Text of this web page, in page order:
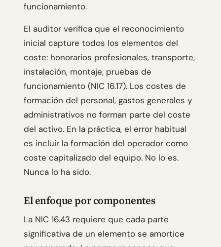
funcionamiento.
El auditor verifica que el reconocimiento
inicial capture todos los elementos del
coste: honorarios profesionales, transporte,
instalación, montaje, pruebas de
funcionamiento (NIC 16.17). Los costes de
formación del personal, gastos generales y
administrativos no forman parte del coste
del activo. En la práctica, el error habitual
es incluir la formación del operador como
coste capitalizado del equipo. No lo es.
Nunca lo ha sido.
El enfoque por componentes
La NIC 16.43 requiere que cada parte
significativa de un elemento se amortice